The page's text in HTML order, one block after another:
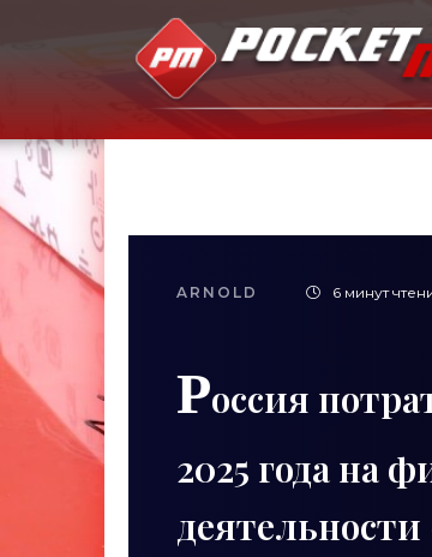
ARNOLD 6 минут
Россия
2025 года на